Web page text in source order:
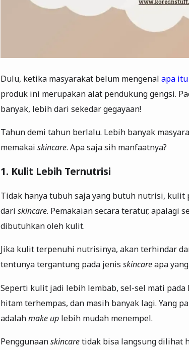
Dulu, ketika masyarakat belum mengenal apa itu
produk ini merupakan alat pendukung gengsi.
banyak, lebih dari sekedar gegayaan!
Tahun demi tahun berlalu. Lebih banyak
memakai skincare. Apa saja sih manfaatnya?
1. Kulit Lebih Ternutrisi
Tidak hanya tubuh saja yang butuh nutrisi,
dari skincare. Pemakaian secara teratur, apalagi
dibutuhkan oleh kulit.
Jika kulit terpenuhi nutrisinya, akan terhindar
tentunya tergantung pada jenis skincareapa
Seperti kulit jadi lebih lembab, sel-sel mati
hitam terhempas, dan masih banyak lagi. Yang
adalahmake up lebih mudah menempel.
Penggunaanskincaretidak bisa langsung dilihat